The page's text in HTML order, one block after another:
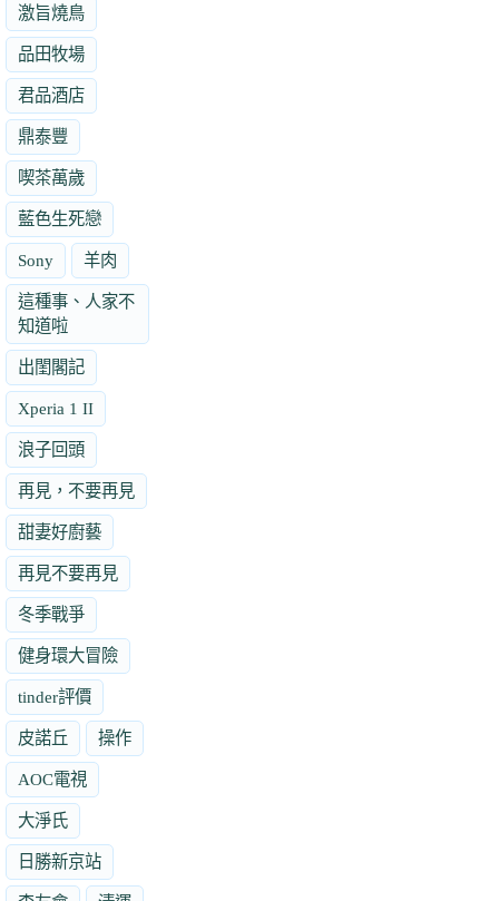
激旨燒鳥
品田牧場
君品酒店
鼎泰豐
喫茶萬歲
藍色生死戀
Sony 羊肉
這種事、人家不
知道啦
出閨閣記
Xperia 1 II
浪子回頭
再見，不要再見
甜妻好廚藝
再見不要再見
冬季戰爭
健身環大冒險
tinder評價
皮諾丘 操作
AOC電視
大淨氏
日勝新京站